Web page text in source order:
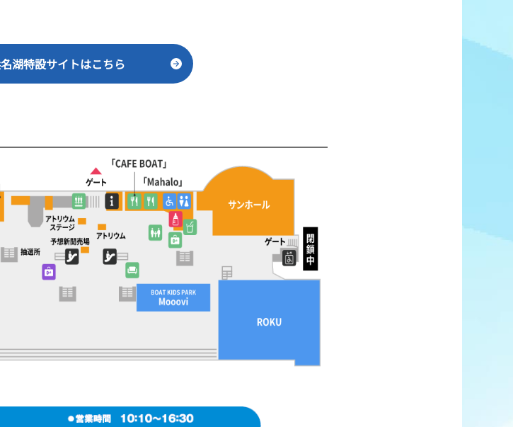
湖特設サイトはこちら